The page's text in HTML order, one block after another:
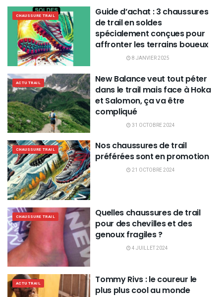
CHAUSSURE TRAIL
Guide d’achat : 3 chaussures
de trail en soldes
spécialement conçues pour
affronter les terrains boueux
8 JANVIER 2025
ACTU TRAIL
New Balance veut tout péter
dans le trail mais face à Hoka
et Salomon, ça va être
compliqué
31 OCTOBRE 2024
CHAUSSURE TRAIL
Nos chaussures de trail
préférées sont en promotion
21 OCTOBRE 2024
CHAUSSURE TRAIL
Quelles chaussures de trail
pour des chevilles et des
genoux fragiles ?
4 JUILLET 2024
ACTU TRAIL
Tommy Rivs : le coureur le
plus plus cool au monde